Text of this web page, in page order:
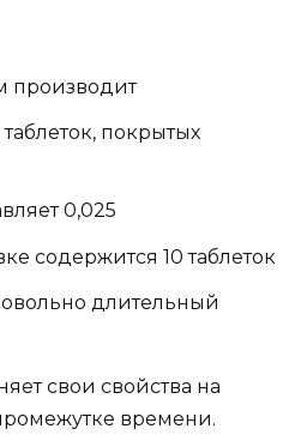
производит
покрытых
0,025
содержится 10 таблеток
длительный
свои свойства на
времени.